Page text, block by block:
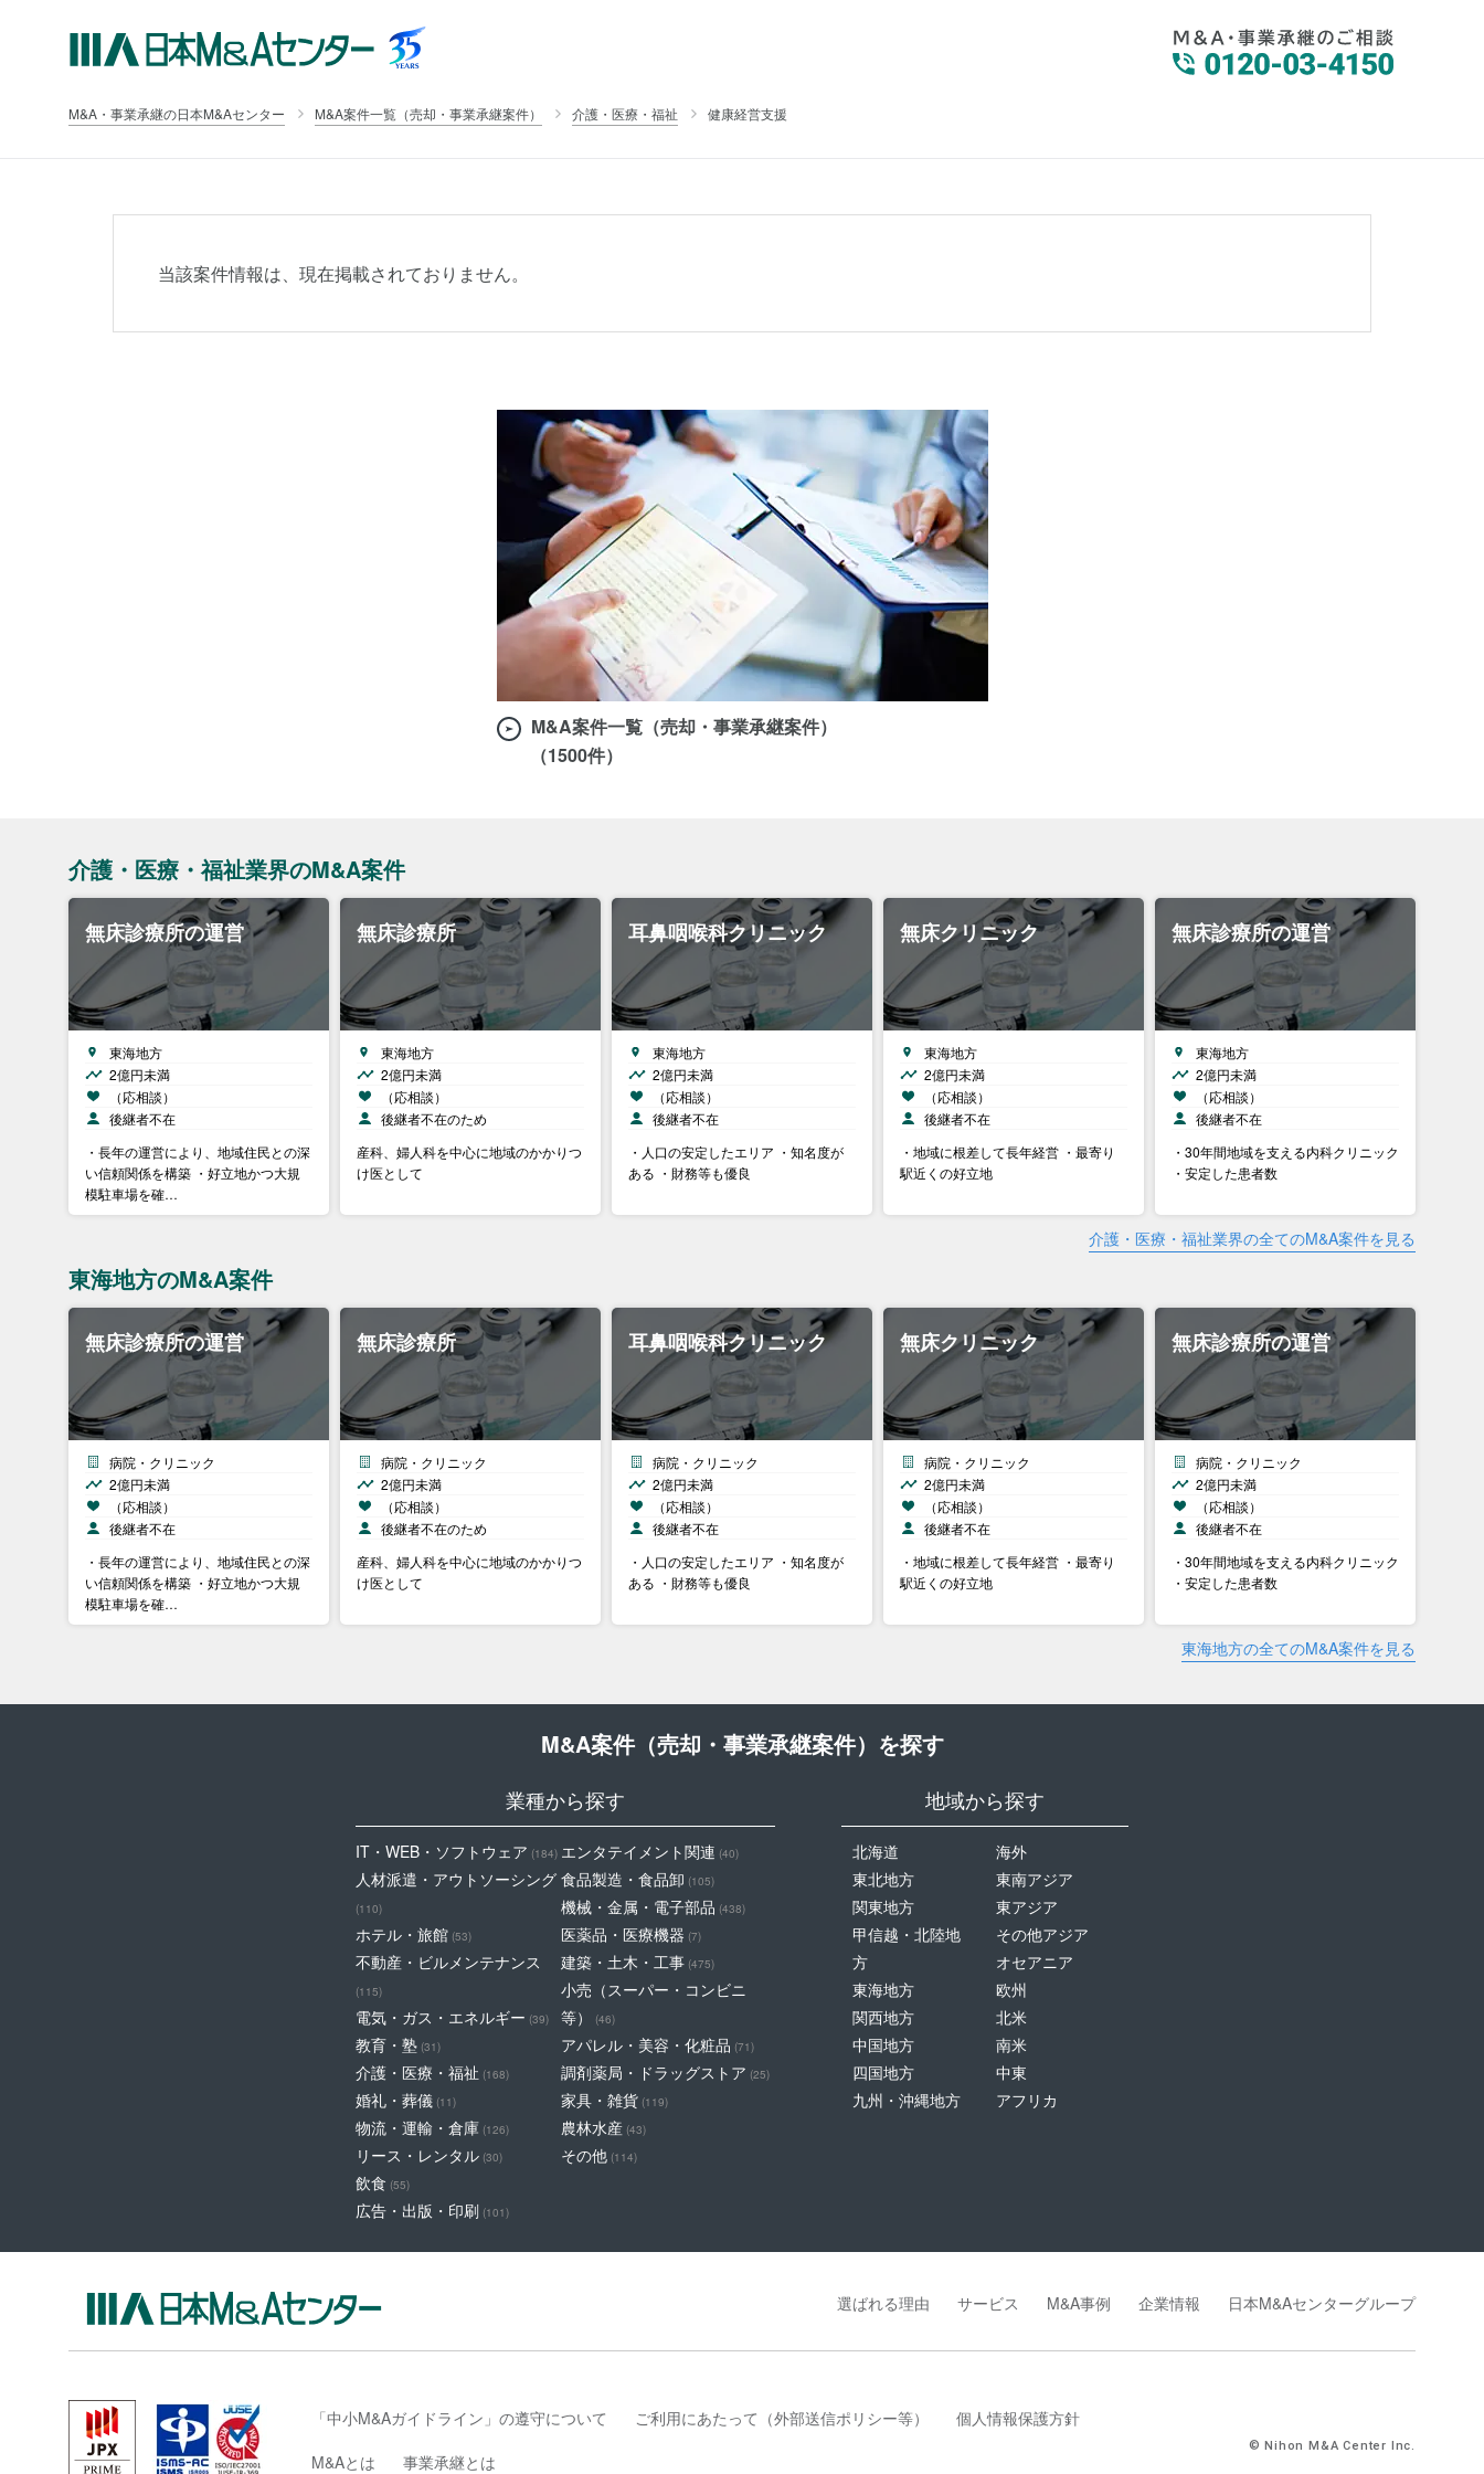
M&A・事業承継の日本M&Aセンター M&A案件一覧（売却・事業承継案件） 介護・医療・福祉 健康経営支援
当該案件情報は、現在掲載されておりません。
M&A案件一覧（売却・事業承継案件）
（1500件）
介護・医療・福祉業界のM&A案件
無床診療所の運営
東海地方
2億円未満
（応相談）
後継者不在
・長年の運営により、地域住民との深
い信頼関係を構築 ・好立地かつ大規
模駐車場を確…
無床診療所
東海地方
2億円未満
（応相談）
後継者不在のため
産科、婦人科を中心に地域のかかりつ
け医として
耳鼻咽喉科クリニック
東海地方
2億円未満
（応相談）
後継者不在
・人口の安定したエリア ・知名度が
ある ・財務等も優良
無床クリニック
東海地方
2億円未満
（応相談）
後継者不在
・地域に根差して長年経営 ・最寄り
駅近くの好立地
無床診療所の運営
東海地方
2億円未満
（応相談）
後継者不在
・30年間地域を支える内科クリニック
・安定した患者数
介護・医療・福祉業界の全てのM&A案件を見る
東海地方のM&A案件
無床診療所の運営
病院・クリニック
2億円未満
（応相談）
後継者不在
・長年の運営により、地域住民との深
い信頼関係を構築 ・好立地かつ大規
模駐車場を確…
無床診療所
病院・クリニック
2億円未満
（応相談）
後継者不在のため
産科、婦人科を中心に地域のかかりつ
け医として
耳鼻咽喉科クリニック
病院・クリニック
2億円未満
（応相談）
後継者不在
・人口の安定したエリア ・知名度が
ある ・財務等も優良
無床クリニック
病院・クリニック
2億円未満
（応相談）
後継者不在
・地域に根差して長年経営 ・最寄り
駅近くの好立地
無床診療所の運営
病院・クリニック
2億円未満
（応相談）
後継者不在
・30年間地域を支える内科クリニック
・安定した患者数
東海地方の全てのM&A案件を見る
M&A案件（売却・事業承継案件）を探す
業種から探す
IT・WEB・ソフトウェア (184)
人材派遣・アウトソーシング
(110)
ホテル・旅館 (53)
不動産・ビルメンテナンス
(115)
電気・ガス・エネルギー (39)
教育・塾 (31)
介護・医療・福祉 (168)
婚礼・葬儀 (11)
物流・運輸・倉庫 (126)
リース・レンタル (30)
飲食 (55)
広告・出版・印刷 (101)
エンタテイメント関連 (40)
食品製造・食品卸 (105)
機械・金属・電子部品 (438)
医薬品・医療機器 (7)
建築・土木・工事 (475)
小売（スーパー・コンビニ
等）
(46)
アパレル・美容・化粧品 (71)
調剤薬局・ドラッグストア (25)
家具・雑貨 (119)
農林水産 (43)
その他 (114)
地域から探す
北海道
東北地方
関東地方
甲信越・北陸地
方
東海地方
関西地方
中国地方
四国地方
九州・沖縄地方
海外
東南アジア
東アジア
その他アジア
オセアニア
欧州
北米
南米
中東
アフリカ
選ばれる理由 サービス M&A事例 企業情報 日本M&Aセンターグループ
「中小M&Aガイドライン」の遵守について ご利用にあたって（外部送信ポリシー等）
個人情報保護方針
M&Aとは
事業承継とは
© Nihon M&A Center Inc.